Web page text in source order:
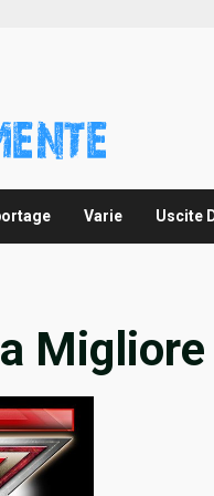
Varie Uscite
Migliore